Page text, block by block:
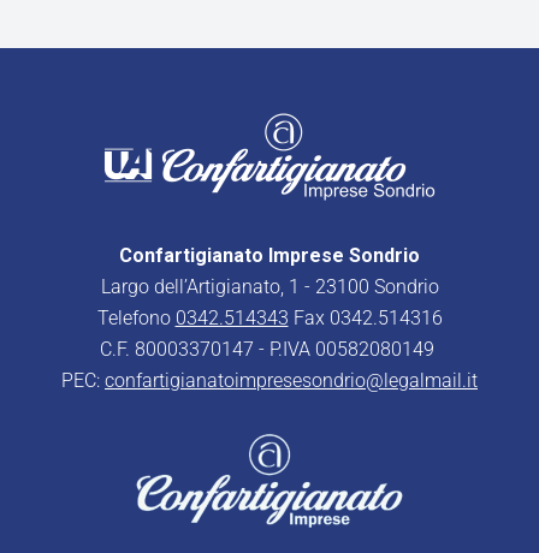
Confartigianato Imprese Sondrio
Largo dell’Artigianato, 1 - 23100 Sondrio
Telefono 0342.514343 Fax 0342.514316
C.F. 80003370147 - P.IVA 00582080149
PEC: confartigianatoimpresesondrio@legalmail.it